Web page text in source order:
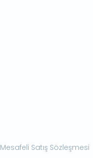
Mesafeli Satış Sözleşmesi